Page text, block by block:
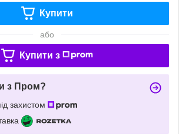
Купити
або
Купити з
з Пром?
захистом